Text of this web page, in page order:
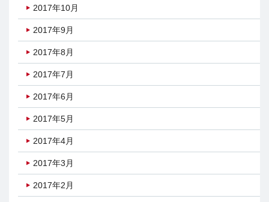
2017年10月
2017年9月
2017年8月
2017年7月
2017年6月
2017年5月
2017年4月
2017年3月
2017年2月